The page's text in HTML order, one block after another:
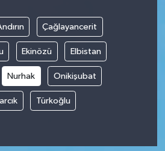
Çağlayancerit
Ekinözü Elbistan
Nurhak Onikişubat
Türkoğlu